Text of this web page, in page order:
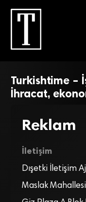
Turkishtime –
İhracat,
Reklam
İletişim
Dışetki İletişim
Maslak